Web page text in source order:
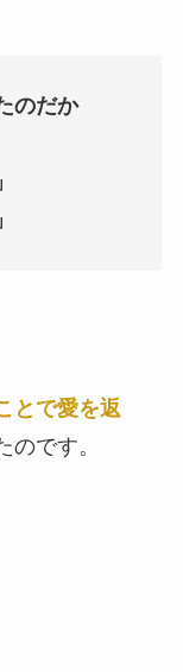
のだか
とで愛を返
のです。